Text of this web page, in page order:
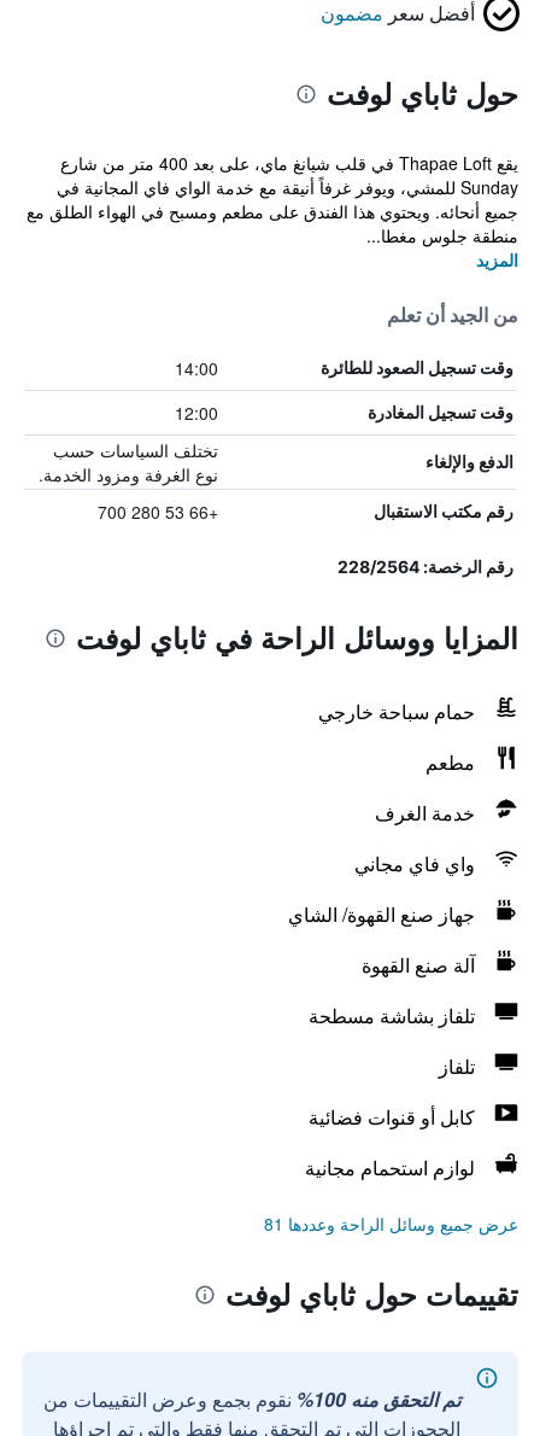
أفضل سعر مضمون
حول ثاباي لوفت
يقع Thapae Loft في قلب شيانغ ماي، على بعد 400 متر من شارع
Sunday للمشي، ويوفر غرفاً أنيقة مع خدمة الواي فاي المجانية في
جميع أنحائه. ويحتوي هذا الفندق على مطعم ومسبح في الهواء الطلق مع
منطقة جلوس مغطا...
المزيد
من الجيد أن تعلم
وقت تسجيل الصعود للطائرة 14:00
وقت تسجيل المغادرة 12:00
الدفع والإلغاء
تختلف السياسات حسب
نوع الغرفة ومزود الخدمة.
رقم مكتب الاستقبال +66 53 280 700
رقم الرخصة: 228/2564
المزايا ووسائل الراحة في ثاباي لوفت
حمام سباحة خارجي
مطعم
خدمة الغرف
واي فاي مجاني
جهاز صنع القهوة/ الشاي
آلة صنع القهوة
تلفاز بشاشة مسطحة
تلفاز
كابل أو قنوات فضائية
لوازم استحمام مجانية
عرض جميع وسائل الراحة وعددها 81
تقييمات حول ثاباي لوفت
تم التحقق منه 100%
نقوم بجمع وعرض التقييمات من
الحجوزات التي تم التحقق منها فقط والتي تم إجراؤها